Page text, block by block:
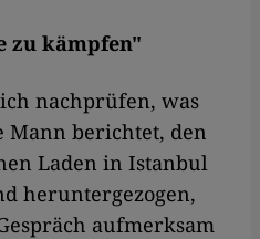
zu kämpfen"
nachprüfen, was
Mann berichtet, den
Laden in Istanbul
heruntergezogen,
aufmerksam